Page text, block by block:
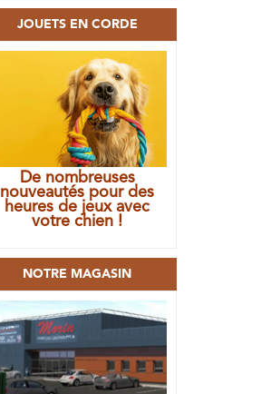
JOUETS EN CORDE
De nombreuses
nouveautés pour des
heures de jeux avec
votre chien !
NOTRE MAGASIN